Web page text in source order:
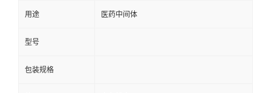
用途 医药中间体
型号
包装规格